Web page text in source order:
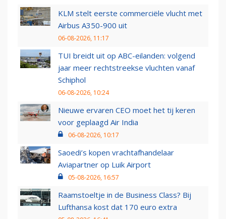
KLM stelt eerste commerciële vlucht met
Airbus A350-900 uit
06-08-2026, 11:17
TUI breidt uit op ABC-eilanden: volgend
jaar meer rechtstreekse vluchten vanaf
Schiphol
06-08-2026, 10:24
Nieuwe ervaren CEO moet het tij keren
voor geplaagd Air India
06-08-2026, 10:17
Saoedi’s kopen vrachtafhandelaar
Aviapartner op Luik Airport
05-08-2026, 16:57
Raamstoeltje in de Business Class? Bij
Lufthansa kost dat 170 euro extra